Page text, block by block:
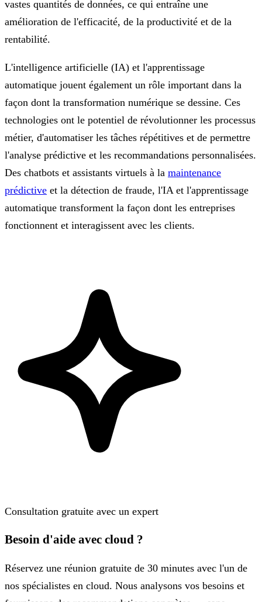
vastes quantités de données, ce qui entraîne une
amélioration de l'efficacité, de la productivité et de la
rentabilité.
L'intelligence artificielle (IA) et l'apprentissage
automatique jouent également un rôle important dans la
façon dont la transformation numérique se dessine. Ces
technologies ont le potentiel de révolutionner les processus
métier, d'automatiser les tâches répétitives et de permettre
l'analyse prédictive et les recommandations personnalisées.
Des chatbots et assistants virtuels à la maintenance
prédictive et la détection de fraude, l'IA et l'apprentissage
automatique transforment la façon dont les entreprises
fonctionnent et interagissent avec les clients.
Consultation gratuite avec un expert
Besoin d'aide avec cloud ?
Réservez une réunion gratuite de 30 minutes avec l'un de
nos spécialistes en cloud. Nous analysons vos besoins et